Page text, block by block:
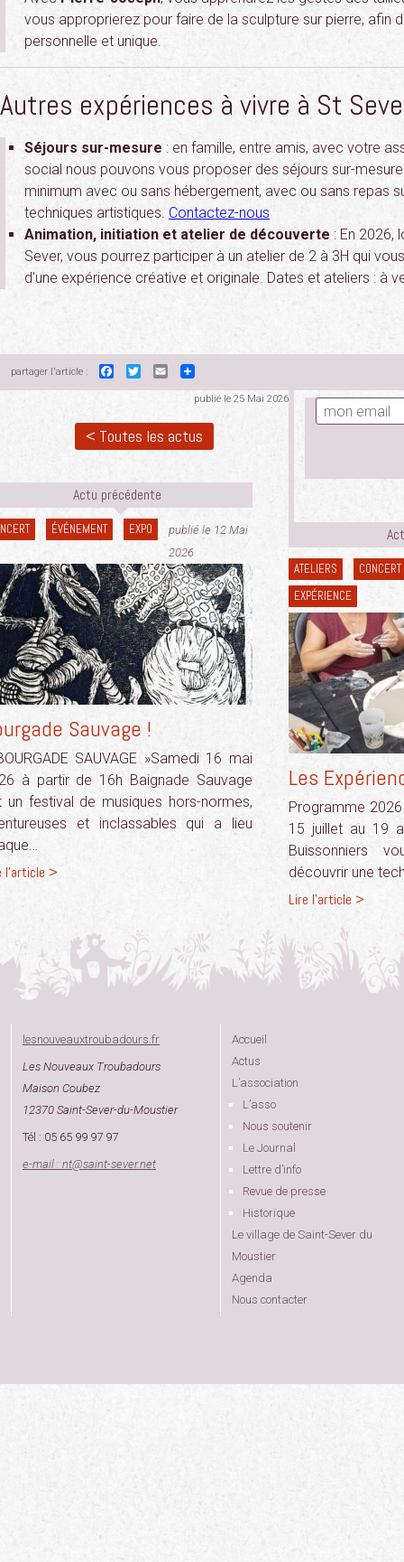
vous approprierez pour faire de la sculpture sur pierre, afin
personnelle et unique.
Autres expériences à vivre à St
Séjours sur-mesure : en famille, entre amis, avec votre
social nous pouvons vous proposer des séjours sur-
minimum avec ou sans hébergement, avec ou sans repas
techniques artistiques. Contactez-nous
Animation, initiation et atelier de découverte : En 2026,
Sever, vous pourrez participer à un atelier de 2 à 3H qui
d’une expérience créative et originale. Dates et ateliers : à
partager l'article : Facebook
TwitterEmail
publié le 25 Mai 2026
< Toutes les actus
Actu précédente
ÉVÉNEMENT EXPO
publié le 12 Mai
2026
Sauvage !
SAUVAGE »Samedi 16 mai
à partir de 16h Baignade Sauvage
un festival de musiques hors-normes,
et inclassables qui a lieu
l'article >
ATELIERS
CONCERT
EXPÉRIENCE
Les
Programme
15 juillet au 19
Buissonniers
découvrir une
Lire l'article >
lesnouveauxtroubadours.fr
Les Nouveaux Troubadours
Maison Coubez
12370 Saint-Sever-du-Moustier
Tél : 05 65 99 97 97
e-mail : nt@saint-sever.net
Accueil
Actus
L’association
L’asso
Nous soutenir
Le Journal
Lettre d’info
Revue de presse
Historique
Le village de Saint-Sever du
Moustier
Agenda
Nous contacter